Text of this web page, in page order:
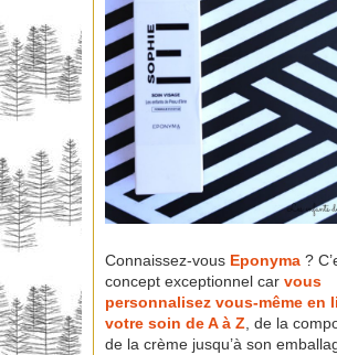
Connaissez-vous Eponyma ?
concept exceptionnel car vous
personnalisez vous-même en
votre soin de A à Z, de la
de la crème jusqu’à son